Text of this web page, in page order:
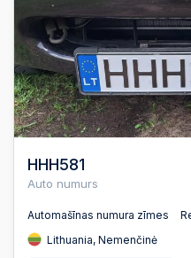
HHH581
Auto numurs
Automašīnas numura zīmes
Lithuania, Nemenčinė